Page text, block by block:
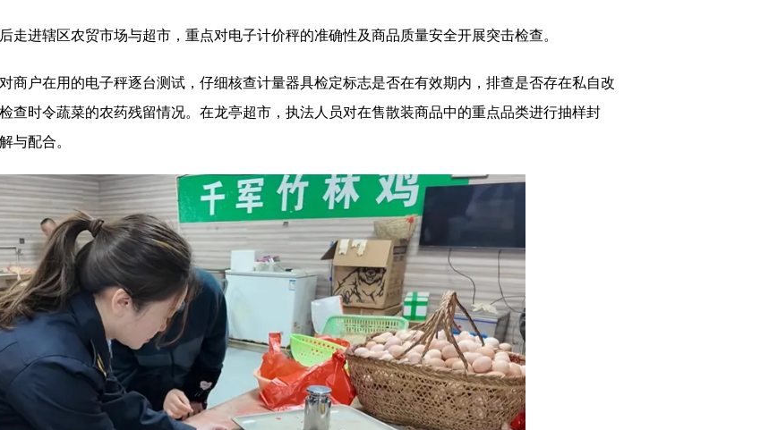
进辖区农贸市场与超市，重点对电子计价秤的准确性及商品质量安全开展突击检查。
户在用的电子秤逐台测试，仔细核查计量器具检定标志是否在有效期内，排查是否存在私自改
查时令蔬菜的农药残留情况。在龙亭超市，执法人员对在售散装商品中的重点品类进行抽样封
与配合。